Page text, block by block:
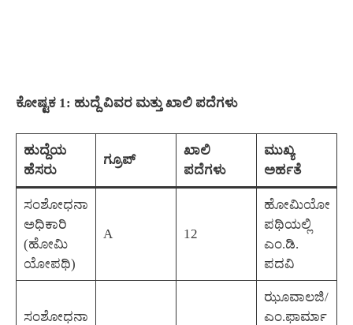
ಕೋಷ್ಟಕ 1: ಹುದ್ದೆ ವಿವರ ಮತ್ತು ಖಾಲಿ ಪದೆಗಳು
ಹುದ್ದೆಯ
ಹೆಸರು
ಗ್ರೂಪ್
ಖಾಲಿ
ಪದೆಗಳು
ಮುಖ್ಯ
ಅರ್ಹತೆ
ಸಂಶೋಧನಾ
ಅಧಿಕಾರಿ
(ಹೋಮಿ
ಯೋಪಥಿ)
A 12
ಹೋಮಿಯೋ
ಪಥಿಯಲ್ಲಿ
ಎಂ.ಡಿ.
ಪದವಿ
ಸಂಶೋಧನಾ
ಝೂವಾಲಜಿ/
ಎಂ.ಫಾರ್ಮಾ